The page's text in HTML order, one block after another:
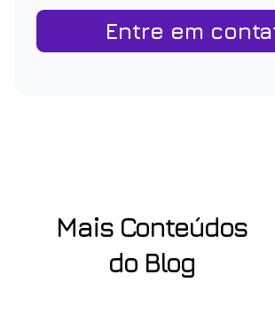
Entre em
Mais Conteúdos
do Blog